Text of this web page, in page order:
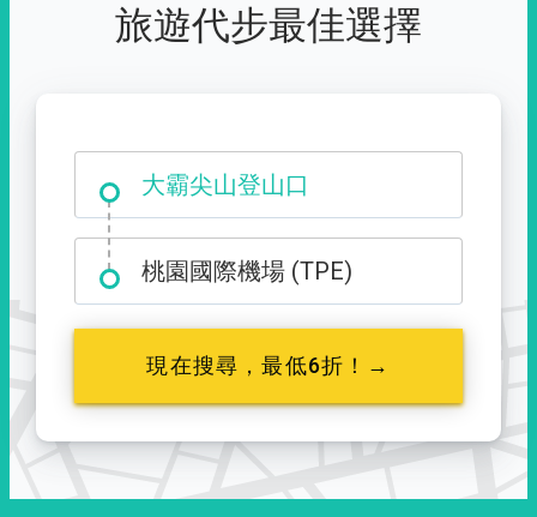
旅遊代步最佳選擇
大霸尖山登山口
桃園國際機場 (TPE)
現在搜尋，最低6折！→